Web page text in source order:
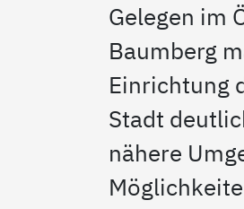
Gelegen im
Baumberg
Einrichtung
Stadt
nähere